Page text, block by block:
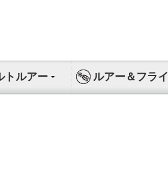
トルアー ルアー＆フライ